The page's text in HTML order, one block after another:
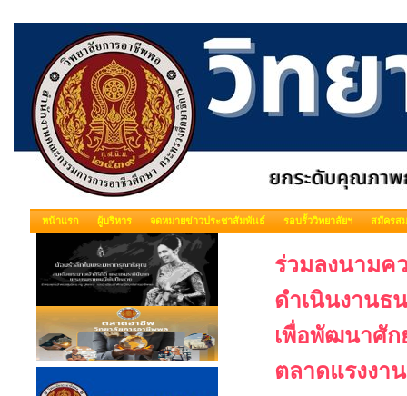
หน้าแรก ผู้บริหาร จดหมายข่าวประชาสัมพันธ์ รอบรั้ววิทยาลัยฯ สมัครส
ร่วมลงนามค
ดำเนินงานธ
เพื่อพัฒนาศัก
ตลาดแรงงา